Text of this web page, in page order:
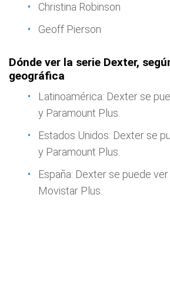
Christina Robinson
Geoff Pierson
Dónde ver la serie Dexter,
geográfica
Latinoamérica: Dexter se
y Paramount Plus.
Estados Unidos: Dexter se
y Paramount Plus.
España: Dexter se puede ver
Movistar Plus.